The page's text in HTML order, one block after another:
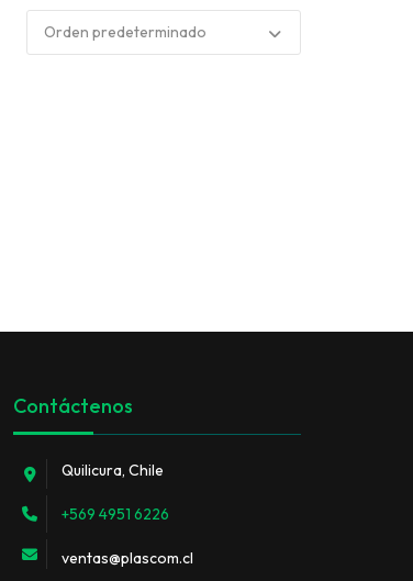
Contáctenos
Quilicura, Chile
+569 4951 6226
ventas@plascom.cl